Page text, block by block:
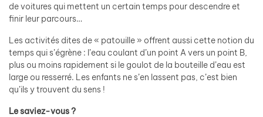
de voitures qui mettent un certain temps pour descendre et
finir leur parcours…
Les activités dites de « patouille » offrent aussi cette notion du
temps qui s’égrène : l’eau coulant d’un point A vers un point B,
plus ou moins rapidement si le goulot de la bouteille d’eau est
large ou resserré. Les enfants ne s’en lassent pas, c’est bien
qu’ils y trouvent du sens !
Le saviez-vous ?